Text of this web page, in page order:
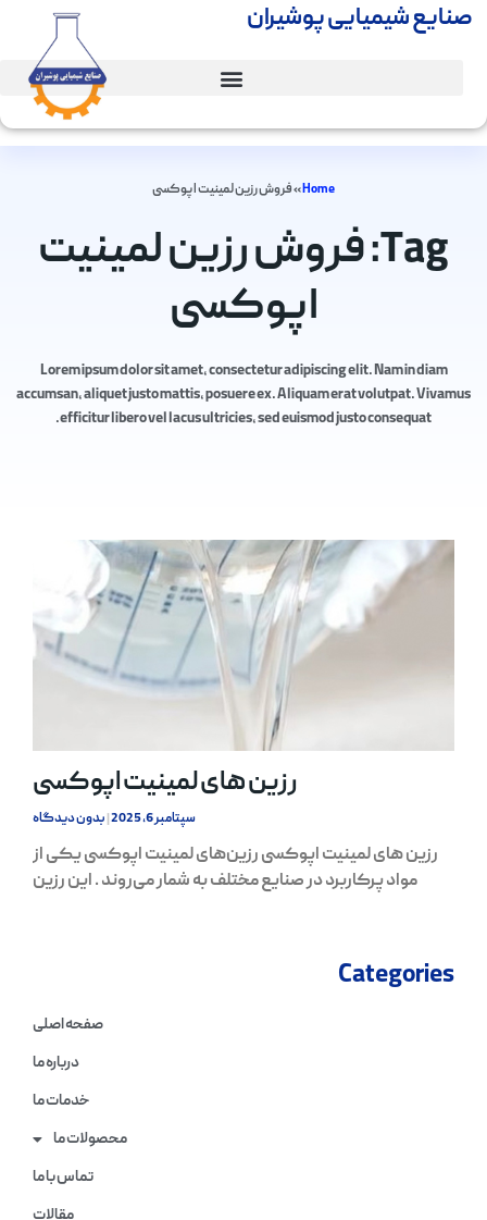
صنایع شیمیایی پوشیران
Home
»فروش رزین لمینیت اپوکسی
Tag: فروش رزین لمینیت
اپوکسی
Lorem ipsum dolor sit amet, consectetur adipiscing elit. Nam in diam
accumsan, aliquet justo mattis, posuere ex. Aliquam erat volutpat. Vivamus
efficitur libero vel lacus ultricies, sed euismod justo consequat.
رزین های لمینیت اپوکسی
سپتامبر 6, 2025 بدون دیدگاه
رزین های لمینیت اپوکسی رزین‌های لمینیت اپوکسی یکی از
مواد پرکاربرد در صنایع مختلف به شمار می‌روند . این رزین‌
Categories
صفحه اصلی
درباره ما
خدمات ما
محصولات ما
تماس با ما
مقالات